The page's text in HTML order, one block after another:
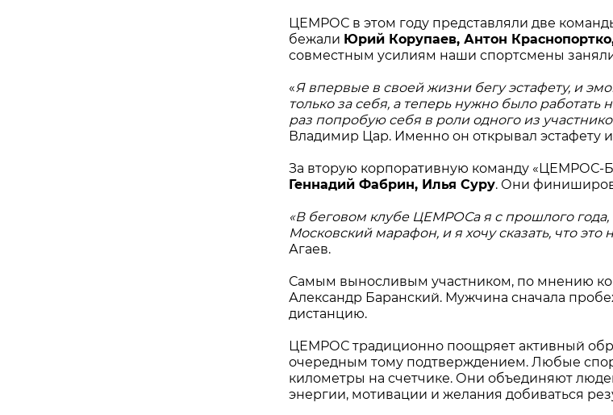
ЦЕМРОС в этом году представляли две
бежали Юрий Корупаев, Антон
совместным усилиям наши спортсмены
«Я впервые в своей жизни бегу эстафету, и
только за себя, а теперь нужно было
раз попробую себя в роли одного из
Владимир Цар. Именно он открывал эстафету
За вторую корпоративную команду «ЦЕМРОС-
Геннадий Фабрин, Илья Суру. Они
«В беговом клубе ЦЕМРОСа я с прошлого
Московский марафон, и я хочу сказать, что
Агаев.
Самым выносливым участником, по мнению
Александр Баранский. Мужчина сначала
дистанцию.
ЦЕМРОС традиционно поощряет активный
очередным тому подтверждением. Любые
километры на счетчике. Они объединяют
энергии, мотивации и желания добиваться